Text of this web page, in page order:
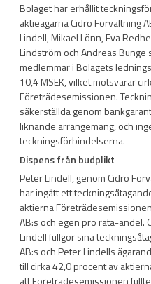
Bolaget har erhållit
aktieägarna Cidro Förvaltning
Lindell, Mikael Lönn, Eva
Lindström och Andreas
medlemmar i Bolagets
10,4 MSEK, vilket motsvarar
Företrädesemissionen.
säkerställda genom
liknande arrangemang, och
teckningsförbindelserna.
Dispens från budplikt
Peter Lindell, genom Cidro
har ingått ett
aktierna
AB:s och egen pro rata-andel.
Lindell fullgör sina
AB:s och Peter Lindells
till cirka 42,0 procent av
att Företrädesemissionen